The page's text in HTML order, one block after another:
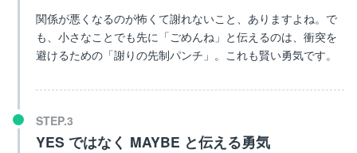
関係が悪くなるのが怖くて謝れないこと、ありますよね。で
も、小さなことでも先に「ごめんね」と伝えるのは、衝突を
避けるための「謝りの先制パンチ」。これも賢い勇気です。
YES ではなく MAYBE と伝える勇気